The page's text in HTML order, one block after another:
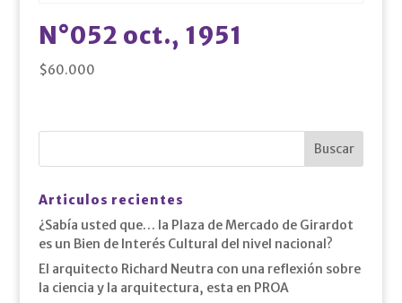
N°052 oct., 1951
$60.000
Articulos recientes
¿Sabía usted que… la Plaza de Mercado de Girardot
es un Bien de Interés Cultural del nivel nacional?
El arquitecto Richard Neutra con una reflexión sobre
la ciencia y la arquitectura, esta en PROA